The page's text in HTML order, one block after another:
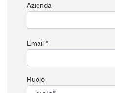
Azienda
Email *
Ruolo